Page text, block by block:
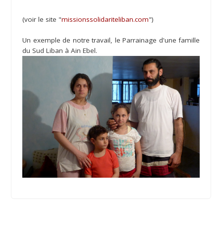
(voir le site "missionssolidariteliban.com")
Un exemple de notre travail, le Parrainage d'une famille
du Sud Liban à Ain Ebel.